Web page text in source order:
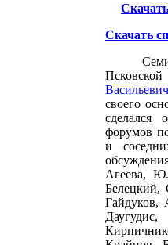
Скачать
своего
сделался
форумов
и
Агеева,